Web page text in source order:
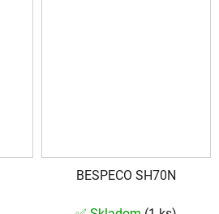
BESPECO SH70N